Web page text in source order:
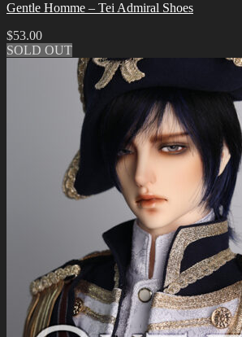
Gentle Homme – Tei Admiral Shoes
$53.00
SOLD OUT